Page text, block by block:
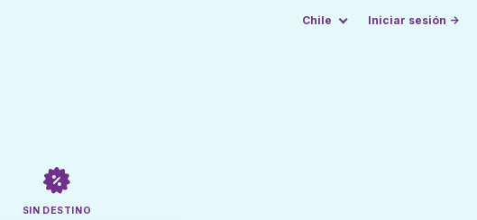
Chile Iniciar sesión →
SIN DESTINO